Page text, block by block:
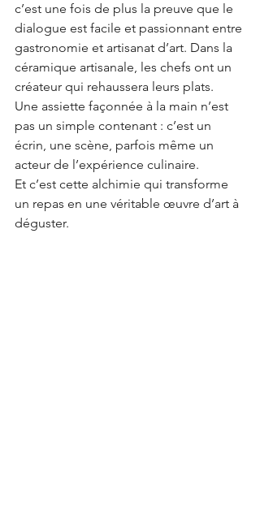
c’est une fois de plus la preuve que le
dialogue est facile et passionnant entre
gastronomie et artisanat d’art. Dans la
céramique artisanale, les chefs ont un
créateur qui rehaussera leurs plats.
Une assiette façonnée à la main n’est
pas un simple contenant : c’est un
écrin, une scène, parfois même un
acteur de l’expérience culinaire.
Et c’est cette alchimie qui transforme
un repas en une véritable œuvre d’art à
déguster.